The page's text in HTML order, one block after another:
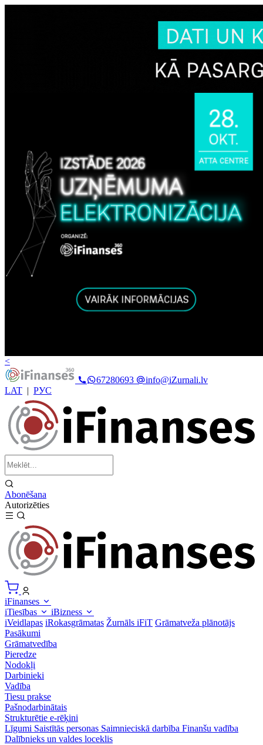
<
67280693
info@iZurnali.lv
LAT | РУС
Abonēšana
Autorizēties
iFinanses
iTiesības
iBizness
iVeidlapas iRokasgrāmatas Žurnāls iFiT Grāmatveža plānotājs
Pasākumi
Grāmatvedība
Pieredze
Nodokļi
Darbinieki
Vadība
Tiesu prakse
Pašnodarbinātais
Strukturētie e-rēķini
Līgumi Saistītās personas Saimnieciskā darbība Finanšu vadība
Dalībnieks un valdes loceklis